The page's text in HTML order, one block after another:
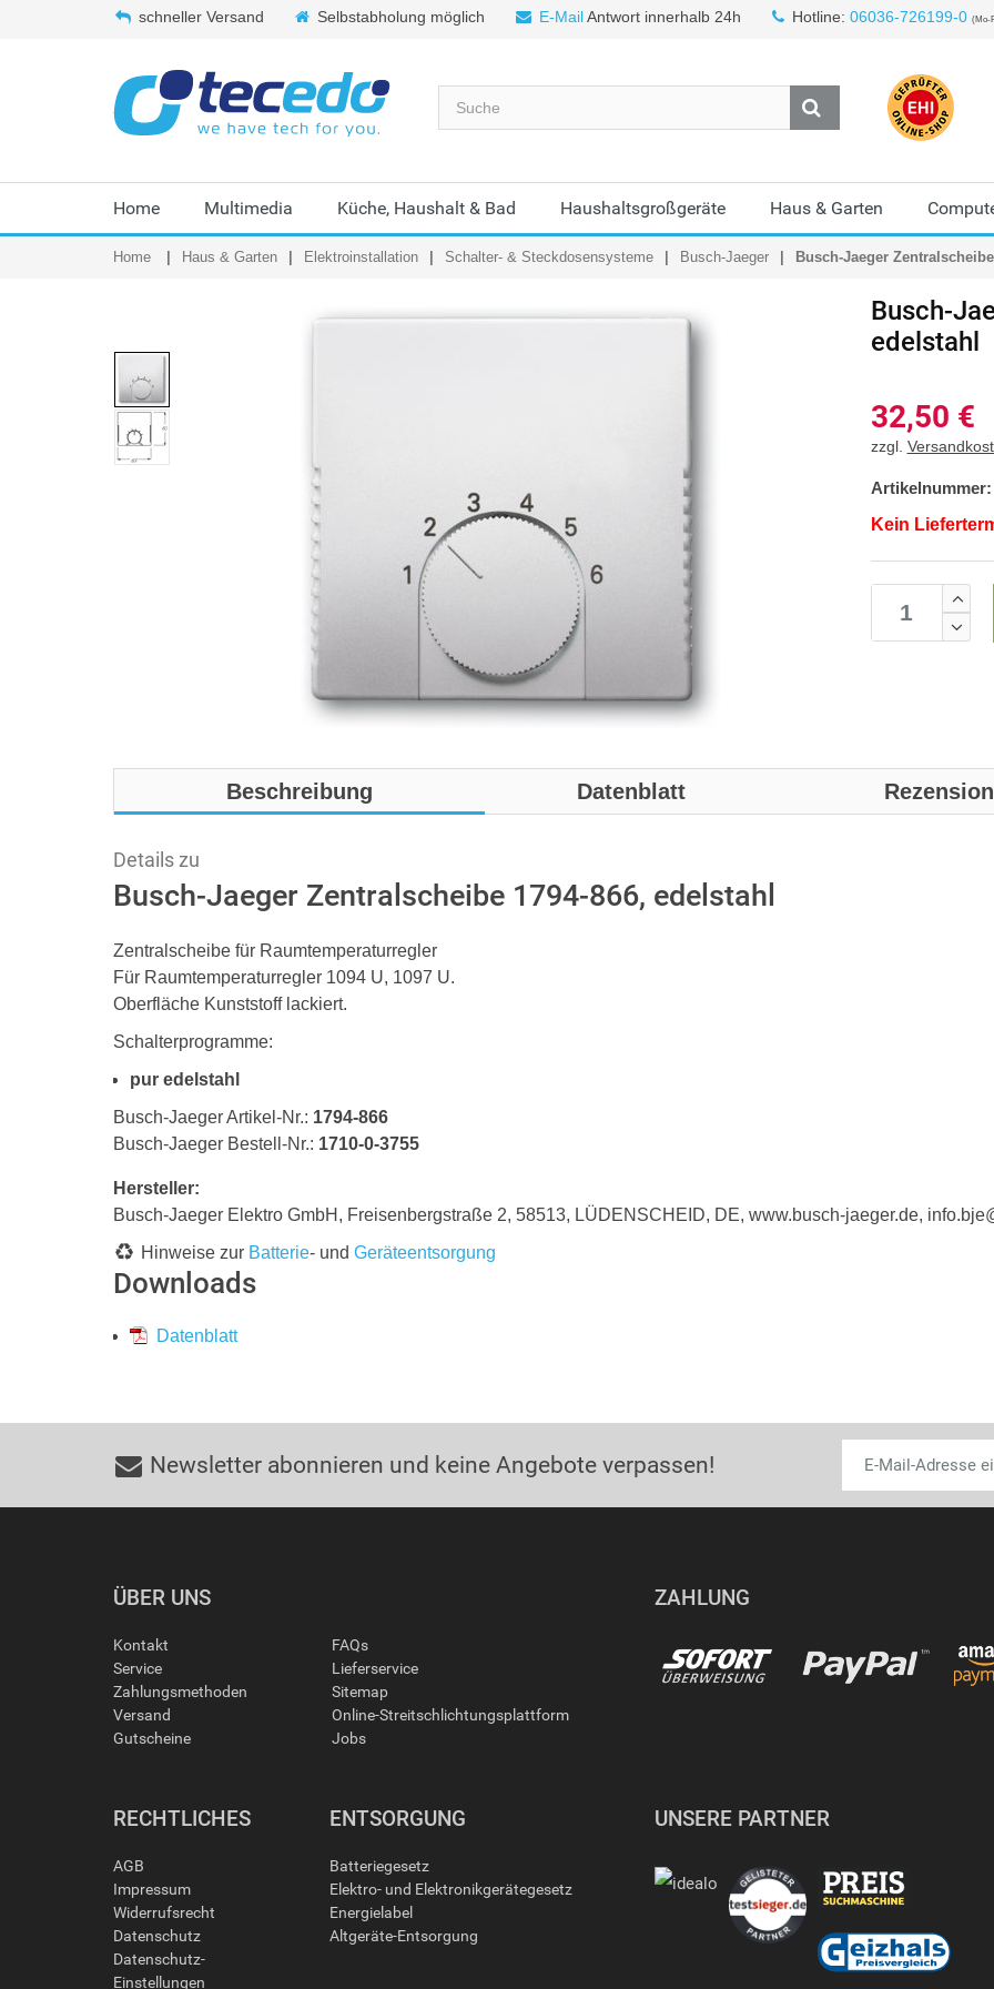
schneller Versand Selbstabholung möglich E-MailAntwort innerhalb 24h Hotline: 06036-726199-0 (Mo-
Home Multimedia Küche, Haushalt & Bad Haushaltsgroßgeräte Haus & Garten
Home Haus & Garten Elektroinstallation Schalter- & Steckdosensysteme Busch-Jaeger Busch-Jaeger
Busch-
edelstahl
32,50 €
zzgl.
Artikelnummer:
Kein
Beschreibung Datenblatt
Details zu
Busch-Jaeger Zentralscheibe 1794-866, edelstahl
Zentralscheibe für Raumtemperaturregler
Für Raumtemperaturregler 1094 U, 1097 U.
Oberfläche Kunststoff lackiert.
Schalterprogramme:
pur edelstahl
Busch-Jaeger Artikel-Nr.: 1794-866
Busch-Jaeger Bestell-Nr.: 1710-0-3755
Hersteller:
Busch-Jaeger Elektro GmbH, Freisenbergstraße 2, 58513, LÜDENSCHEID, DE, www.busch-jaeger.de,
Hinweise zur Batterie- und Geräteentsorgung
Downloads
Datenblatt
Newsletter abonnieren und keine Angebote verpassen!
ÜBER UNS
Kontakt
Service
Zahlungsmethoden
Versand
Gutscheine
FAQs
Lieferservice
Sitemap
Online-Streitschlichtungsplattform
Jobs
ZAHLUNG
RECHTLICHES
AGB
Impressum
Widerrufsrecht
Datenschutz
Datenschutz-
Einstellungen
ENTSORGUNG
Batteriegesetz
Elektro- und Elektronikgerätegesetz
Energielabel
Altgeräte-Entsorgung
UNSERE PARTNER